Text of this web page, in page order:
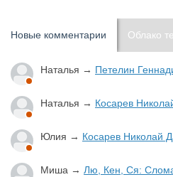
Новые комментарии Облако
Наталья → Петелин
Наталья → Косарев
Юлия → Косарев Николай
Миша → Лю, Кен, Ся: